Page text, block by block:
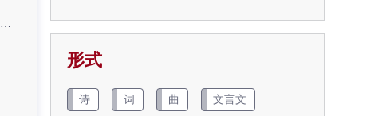
形式
诗 词 曲 文言文